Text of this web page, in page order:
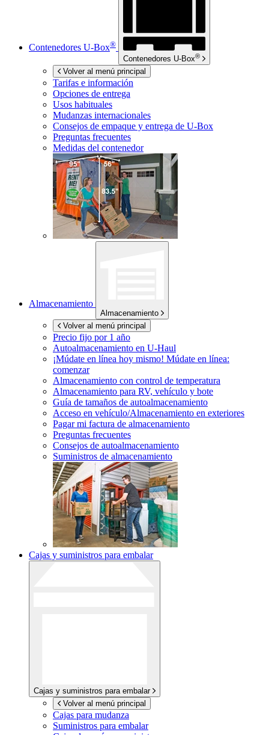
Contenedores U-Box®
Contenedores U-Box®
Volver al menú principal
Tarifas e información
Opciones de entrega
Usos habituales
Mudanzas internacionales
Consejos de empaque y entrega de U-Box
Preguntas frecuentes
Medidas del contenedor
Almacenamiento
Almacenamiento
Volver al menú principal
Precio fijo por 1 año
Autoalmacenamiento en U-Haul
¡Múdate en línea hoy mismo! Múdate en línea:
comenzar
Almacenamiento con control de temperatura
Almacenamiento para RV, vehículo y bote
Guía de tamaños de autoalmacenamiento
Acceso en vehículo/Almacenamiento en exteriores
Pagar mi factura de almacenamiento
Preguntas frecuentes
Consejos de autoalmacenamiento
Suministros de almacenamiento
Cajas y suministros para embalar
Cajas y suministros para embalar
Volver al menú principal
Cajas para mudanza
Suministros para embalar